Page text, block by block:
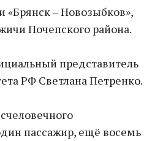
«Брянск – Новозыбков»,
Почепского района.
представитель
РФ Светлана Петренко.
пассажир, ещё восемь